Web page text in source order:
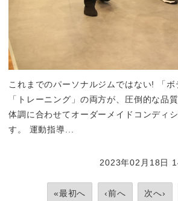
これまでのパーソナルジムではない! 「ボ
「トレーニング」の両方が、圧倒的な品
体調に合わせてオーダーメイドコンディ
す。 運動指導...
2023年02月18日
«最初へ ‹前へ 次へ›